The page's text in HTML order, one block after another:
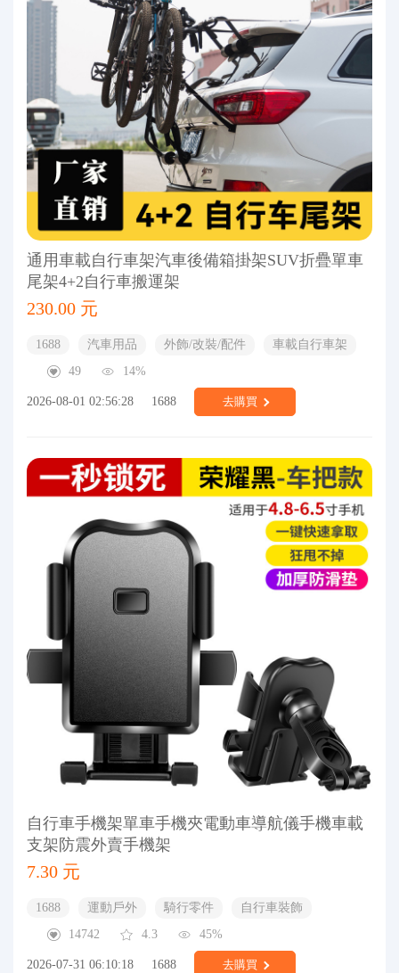
通用車載自行車架汽車後備箱掛架SUV折疊單車
尾架4+2自行車搬運架
230.00 元
1688 汽車用品 外飾/改裝/配件
車載自行車架
49
14%
2026-08-01 02:56:28 1688 去購買
自行車手機架單車手機夾電動車導航儀手機車載
支架防震外賣手機架
7.30 元
1688 運動戶外 騎行零件
自行車裝飾
14742
4.3 45%
2026-07-31 06:10:18 1688 去購買